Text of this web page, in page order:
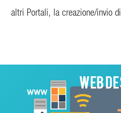
altri Portali, la creazione/invio di